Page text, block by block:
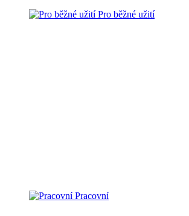
Pro běžné užití
Pracovní